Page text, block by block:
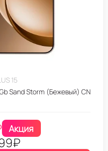
15
Sand Storm (Бежевый) CN
Акция
₽